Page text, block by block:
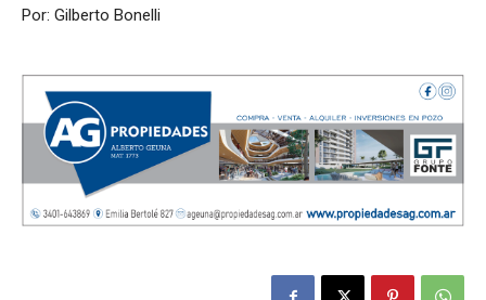
Por: Gilberto Bonelli